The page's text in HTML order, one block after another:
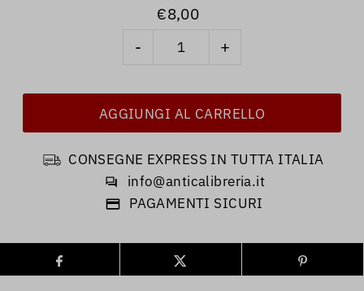
€8,00
- +
CONSEGNE EXPRESS IN TUTTA ITALIA
info@anticalibreria.it
PAGAMENTI SICURI